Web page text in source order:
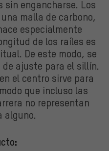
sin engancharse. Los
malla de carbono,
especialmente
de los raíles es
De este modo, se
ajuste para el sillín.
el centro sirve para
que incluso las
no representan
alguno.